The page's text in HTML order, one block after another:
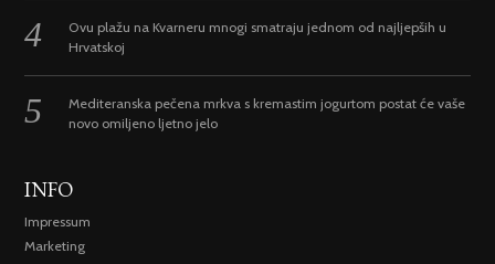
Ovu plažu na Kvarneru mnogi smatraju jednom od najljepših u
Hrvatskoj
Mediteranska pečena mrkva s kremastim jogurtom postat će vaše
novo omiljeno ljetno jelo
INFO
Impressum
Marketing